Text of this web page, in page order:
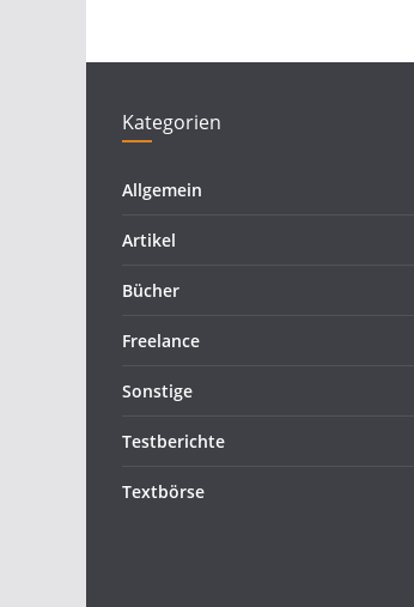
Kategorien
Allgemein
Artikel
Bücher
Freelance
Sonstige
Testberichte
Textbörse